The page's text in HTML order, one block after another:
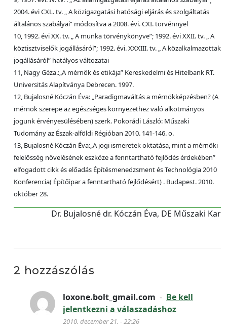
2004. évi CXL. tv. „ A közigazgatási hatósági eljárás és szolgáltatás
általános szabályai” módosítva a 2008. évi. CXI. törvénnyel
10, 1992. évi XX. tv. „ A munka törvénykönyve”; 1992. évi XXII. tv. „ A
köztisztviselők jogállásáról”; 1992. évi. XXXIII. tv. „ A közalkalmazottak
jogállásáról” hatályos változatai
11, Nagy Géza.:„A mérnök és etikája” Kereskedelmi és Hitelbank RT.
Universitás Alapítványa Debrecen. 1997.
12, Bujalosné Kóczán Éva: „Paradigmaváltás a mérnökképzésben? (A
mérnök szerepe az egészséges környezethez való alkotmányos
jogunk érvényesülésében) szerk. Pokorádi László: Műszaki
Tudomány az Észak-alföldi Régióban 2010. 141-146. o.
13, Bujalosné Kóczán Éva:„A jogi ismeretek oktatása, mint a mérnöki
felelősség növelésének eszköze a fenntartható fejlődés érdekében”
elfogadott cikk és előadás Építésmenedzsment és Technológia 2010
Konferencia( Építőipar a fenntartható fejlődésért) . Budapest. 2010.
október 28.
Dr. Bujalosné dr. Kóczán Éva, DE Műszaki Kar
2 hozzászólás
loxone.bolt_gmail.com - Be kell
jelentkezni a válaszadáshoz
2010. december 21. - 22:26